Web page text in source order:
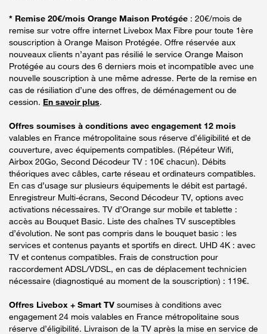
* Remise 20€/mois Orange Maison Protégée : 20€/mois de
remise sur votre offre internet Livebox Max Fibre pour toute 1ère
souscription à Orange Maison Protégée. Offre réservée aux
nouveaux clients n’ayant pas résilié le service Orange Maison
Protégée au cours des 6 derniers mois et incompatible avec une
nouvelle souscription à une même adresse. Perte de la remise en
cas de résiliation d’une des offres, de déménagement ou de
cession. En savoir plus.
Offres soumises à conditions avec engagement 12 mois
valables en France métropolitaine sous réserve d’éligibilité et de
couverture, avec équipements compatibles. (Répéteur Wifi,
Airbox 20Go, Second Décodeur TV : 10€ chacun). Débits
théoriques avec câbles, carte réseau et ordinateurs compatibles.
En cas d’usage sur plusieurs équipements le débit est partagé.
Enregistreur Multi-écrans, Second Décodeur TV, options avec
activations nécessaires. TV d’Orange sur mobile et tablette :
accès au Bouquet Basic. Liste des chaînes TV susceptibles
d’évolution. Ne sont pas compris dans le bouquet basic : les
services et contenus payants et sportifs en direct. UHD 4K : avec
TV et contenus compatibles. Frais de construction pour
raccordement ADSL/VDSL, en cas de déplacement technicien
nécessaire (diagnostiqué au moment de la souscription) : 119€.
Offres Livebox + Smart TV soumises à conditions avec
engagement 24 mois valables en France métropolitaine sous
réserve d’éligibilité. Livraison de la TV après la mise en service de